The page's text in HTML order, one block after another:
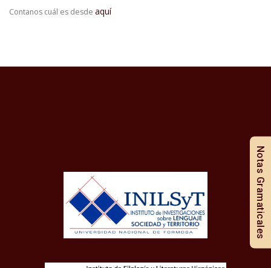
Contanos cuál es desde aquí
Notas Gramaticales